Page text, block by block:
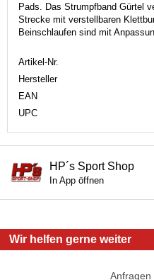
Pads. Das Strumpfband Gürtel
Strecke mit verstellbaren
Beinschlaufen sind mit
Artikel-Nr.
Hersteller
EAN
UPC
HP´s Sport Shop
In App öffnen
Wir helfen gerne weiter
Anfragen